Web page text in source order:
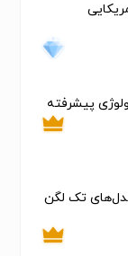
درجه آمریکایی
پیشرفته
تک لگن